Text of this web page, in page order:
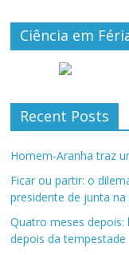
Ciência em
Recent Posts
Homem-Aranha traz
Ficar ou partir: o
presidente de junta
Quatro meses
depois da tempestade